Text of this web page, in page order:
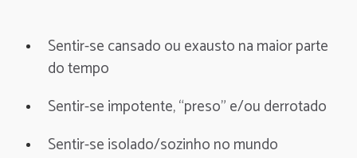
Sentir-se cansado ou exausto na maior parte
do tempo
Sentir-se impotente, “preso” e/ou derrotado
Sentir-se isolado/sozinho no mundo